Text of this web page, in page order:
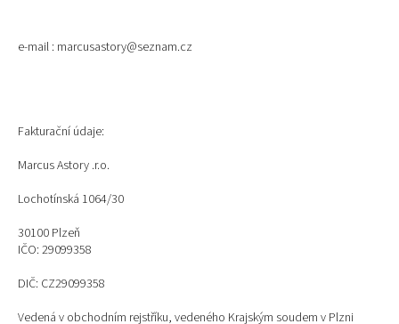
e-mail : marcusastory@seznam.cz
Fakturační údaje:
Marcus Astory .r.o.
Lochotínská 1064/30
30100 Plzeň
IČO: 29099358
DIČ: CZ29099358
Vedená v obchodním rejstříku, vedeného Krajským soudem v Plzni